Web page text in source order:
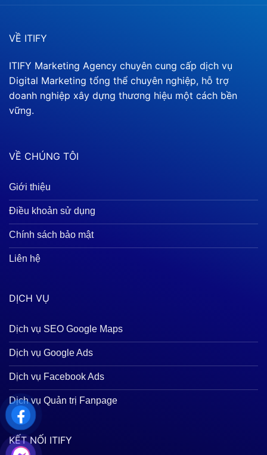
VỀ ITIFY
ITIFY Marketing Agency chuyên cung cấp dịch vụ
Digital Marketing tổng thể chuyên nghiệp, hỗ trợ
doanh nghiệp xây dựng thương hiệu một cách bền
vững.
VỀ CHÚNG TÔI
Giới thiệu
Điều khoản sử dụng
Chính sách bảo mật
Liên hệ
DỊCH VỤ
Dịch vụ SEO Google Maps
Dịch vụ Google Ads
Dịch vụ Facebook Ads
Dịch vụ Quản trị Fanpage
KẾT NỐI ITIFY